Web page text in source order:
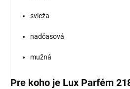
svieža
nadčasová
mužná
Pre koho je Lux Parfém